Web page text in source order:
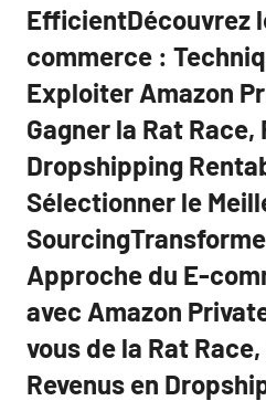
EfficientDécouvrez
commerce :
Exploiter Amazon
Gagner la Rat Race,
Dropshipping
Sélectionner le
Approche du E-
avec Amazon
vous de la Rat
Revenus en